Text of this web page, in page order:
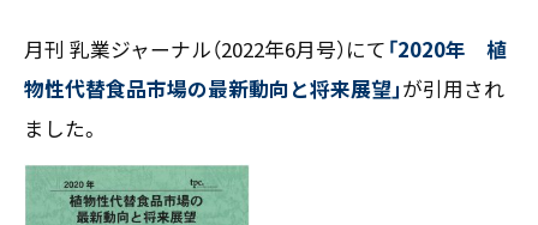
セミナー情報
TPCジャーナル
- エントリー一覧
- TPCでの働き方
情報セキュリティ基本方針
コンプライアンス規程
プライバシーポリシー
月刊 乳業ジャーナル（2022年6月号）にて 「2020年 植
物性代替食品市場の最新動向と将来展望」が引用され
ました。